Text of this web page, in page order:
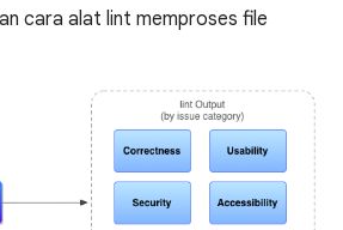
cara alat lint memproses file